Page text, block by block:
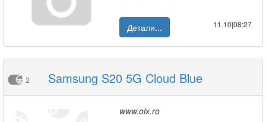
Детали... 11.10|08:27
2 Samsung S20 5G Cloud Blue
www.olx.ro